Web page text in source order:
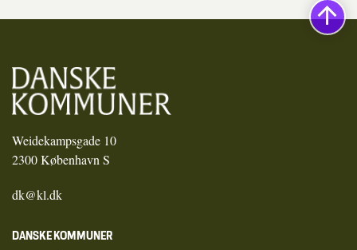
Weidekampsgade 10
2300 København S
dk@kl.dk
DANSKE KOMMUNER